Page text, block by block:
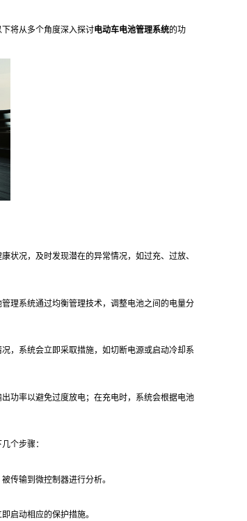
将从多个角度深入探讨电动车电池管理系统的功
状况，及时发现潜在的异常情况，如过充、过放、
理系统通过均衡管理技术，调整电池之间的电量分
，系统会立即采取措施，如切断电源或启动冷却系
功率以避免过度放电；在充电时，系统会根据电池
个步骤：
传输到微控制器进行分析。
启动相应的保护措施。